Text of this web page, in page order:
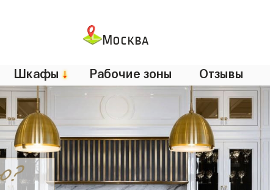
Москва
Шкафы ↓ Рабочие зоны Отзывы